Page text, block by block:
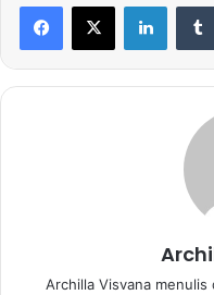
Archilla Visvana